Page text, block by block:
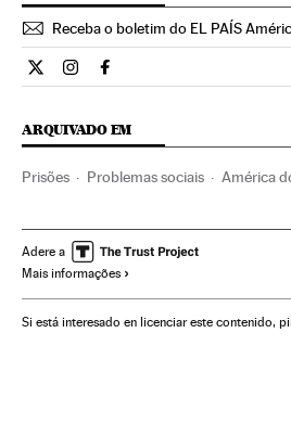
Receba o boletim do EL PAÍS
Opiniao El País Brasil en Twitter
Opiniao El País Brasil en
Opiniao El País Brasil en
ARQUIVADO EM
Prisões Problemas sociais América
Regime penitenciário Sociedade
Rio de Janeiro
Protestos sociais Ativismo Mal-estar
Adere a
Mais informações
Si está interesado en licenciar este contenido,